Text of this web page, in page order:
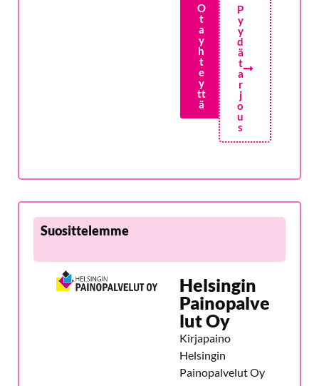
O
t
a
y
h
t
e
y
tt
ä
P
y
y
d
ä
t
a
r
j
o
u
s
Suosittelemme
Helsingin
Painopalve
lut Oy
Kirjapaino
Helsingin
Painopalvelut Oy